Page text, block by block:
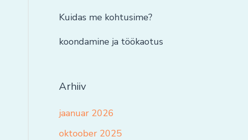
Kuidas me kohtusime?
koondamine ja töökaotus
Arhiiv
jaanuar 2026
oktoober 2025